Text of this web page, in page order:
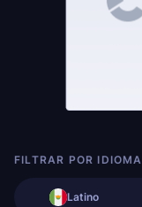
FILTRAR POR IDIOMA
Latino